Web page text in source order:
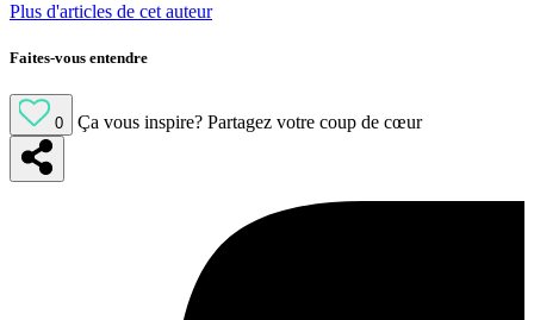
Plus d'articles de cet auteur
Faites-vous entendre
0 Ça vous inspire? Partagez votre coup de cœur